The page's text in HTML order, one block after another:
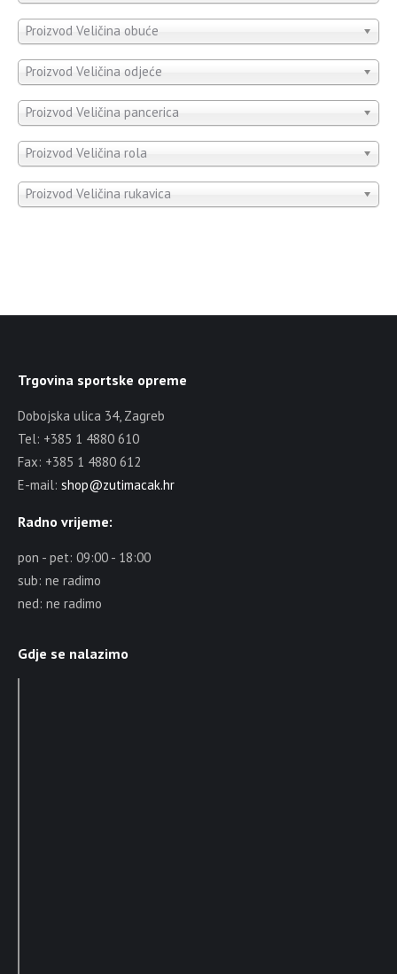
Proizvod Veličina obuće
Proizvod Veličina odjeće
Proizvod Veličina pancerica
Proizvod Veličina rola
Proizvod Veličina rukavica
Trgovina sportske opreme
Dobojska ulica 34, Zagreb
Tel: +385 1 4880 610
Fax: +385 1 4880 612
E-mail: shop@zutimacak.hr
Radno vrijeme:
pon - pet: 09:00 - 18:00
sub: ne radimo
ned: ne radimo
Gdje se nalazimo